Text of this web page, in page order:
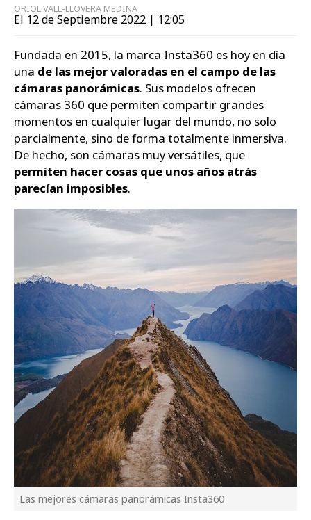
ORIOL VALL-LLOVERA MEDINA
El 12 de Septiembre 2022 | 12:05
Fundada en 2015, la marca Insta360 es hoy en día
una de las mejor valoradas en el campo de las
cámaras panorámicas. Sus modelos ofrecen
cámaras 360 que permiten compartir grandes
momentos en cualquier lugar del mundo, no solo
parcialmente, sino de forma totalmente inmersiva.
De hecho, son cámaras muy versátiles, que
permiten hacer cosas que unos años atrás
parecían imposibles.
Las mejores cámaras panorámicas Insta360